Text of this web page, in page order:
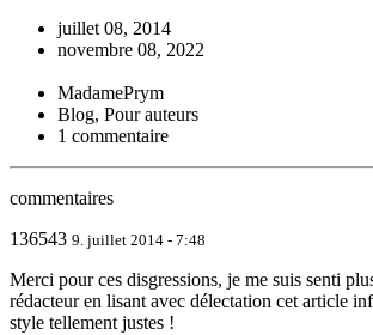
juillet 08, 2014
novembre 08, 2022
MadamePrym
Blog, Pour auteurs
1 commentaire
commentaires
136543 9. juillet 2014 - 7:48
Merci pour ces disgressions, je me suis senti
rédacteur en lisant avec délectation cet article
style tellement justes !